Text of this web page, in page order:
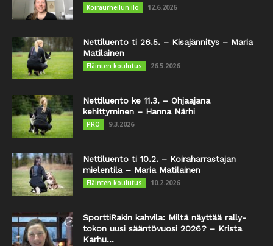
Koiraurheilun ilo 12.6.2026
Nettiluento ti 26.5. – Kisajännitys – Maria
Matilainen
Eläinten koulutus 26.5.2026
Nettiluento ke 11.3. – Ohjaajana
kehittyminen – Hanna Närhi
PRO 9.3.2026
Nettiluento ti 10.2. – Koiraharrastajan
mielentila – Maria Matilainen
Eläinten koulutus 10.2.2026
SporttiRakin kahvila: Miltä näyttää rally-
tokon uusi sääntövuosi 2026? – Krista
Karhu...